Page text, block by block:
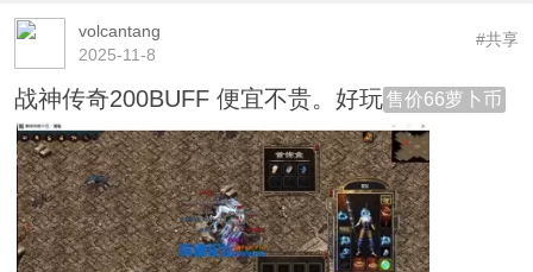
volcantang
2025-11-8
#共享
战神传奇200BUFF 便宜不贵。好玩售价66萝卜币